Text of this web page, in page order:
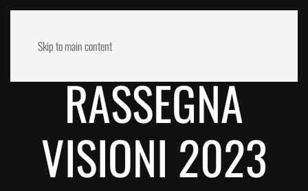
Skip to main content
RASSEGNA
VISIONI 2023